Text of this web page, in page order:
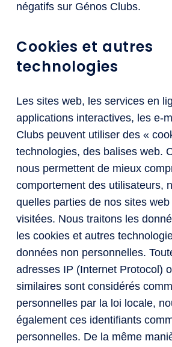
négatifs sur Génos Clubs.
Cookies et autres
technologies
Les sites web, les services en
applications interactives, les e-
Clubs peuvent utiliser des «
technologies, des balises web.
nous permettent de mieux
comportement des utilisateurs,
quelles parties de nos sites
visitées. Nous traitons les
les cookies et autres
données non personnelles.
adresses IP (Internet Protocol)
similaires sont considérés
personnelles par la loi locale,
également ces identifiants
personnelles. De la même